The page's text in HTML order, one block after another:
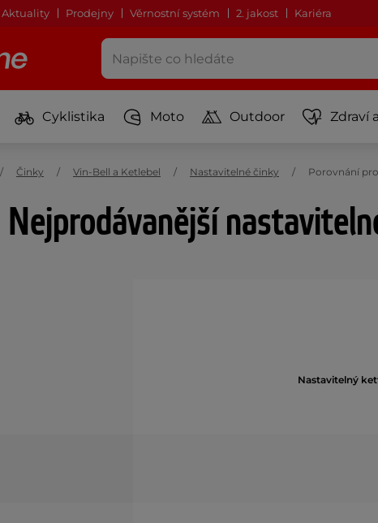
Aktuality Prodejny Věrnostní systém 2. jakost Kariéra
Cyklistika Moto Outdoor Zdraví
Činky Vin-Bell a Ketlebel Nastavitelné činky Porovnání
Nejprodávanější
Nastavitelný